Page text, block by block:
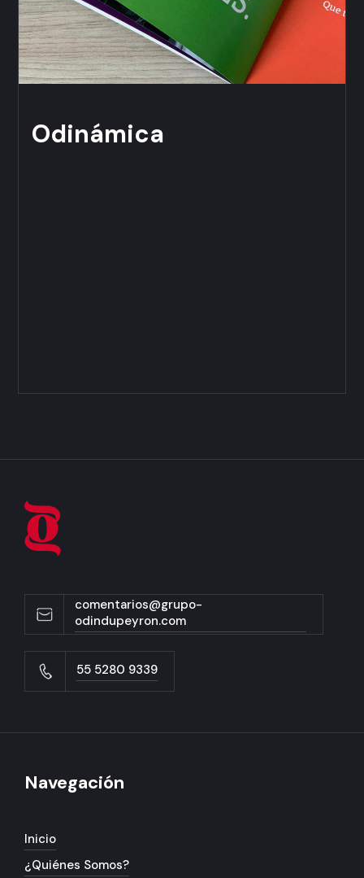
Odinámica
comentarios@grupo-
odindupeyron.com
55 5280 9339
Navegación
Inicio
¿Quiénes Somos?